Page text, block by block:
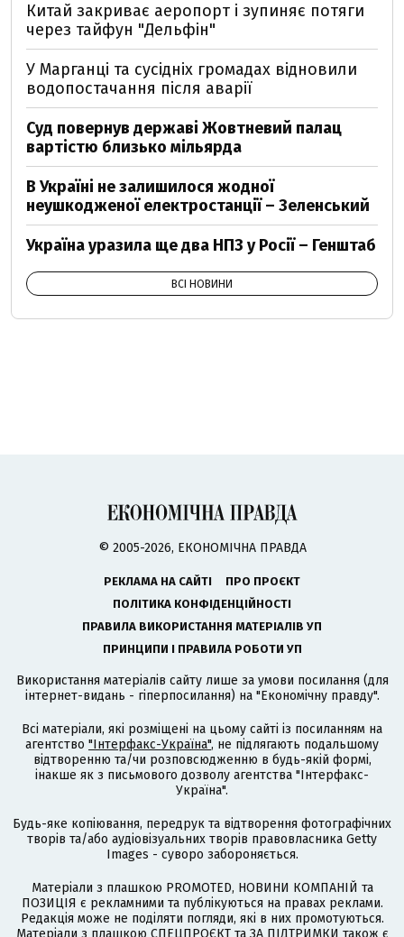
Китай закриває аеропорт і зупиняє потяги
через тайфун "Дельфін"
У Марганці та сусідніх громадах відновили
водопостачання після аварії
Суд повернув державі Жовтневий палац
вартістю близько мільярда
В Україні не залишилося жодної
неушкодженої електростанції – Зеленський
Україна уразила ще два НПЗ у Росії – Генштаб
ВСІ НОВИНИ
© 2005-2026, ЕКОНОМІЧНА ПРАВДА
РЕКЛАМА НА САЙТІ
ПРО ПРОЄКТ
ПОЛІТИКА КОНФІДЕНЦІЙНОСТІ
ПРАВИЛА ВИКОРИСТАННЯ МАТЕРІАЛІВ УП
ПРИНЦИПИ І ПРАВИЛА РОБОТИ УП
Використання матеріалів сайту лише за умови посилання (для
інтернет-видань - гіперпосилання) на "Економічну правду".
Всі матеріали, які розміщені на цьому сайті із посиланням на
агентство "Інтерфакс-Україна", не підлягають подальшому
відтворенню та/чи розповсюдженню в будь-якій формі,
інакше як з письмового дозволу агентства "Інтерфакс-
Україна".
Будь-яке копіювання, передрук та відтворення фотографічних
творів та/або аудіовізуальних творів правовласника Getty
Images - суворо забороняється.
Матеріали з плашкою PROMOTED, НОВИНИ КОМПАНІЙ та
ПОЗИЦІЯ є рекламними та публікуються на правах реклами.
Редакція може не поділяти погляди, які в них промотуються.